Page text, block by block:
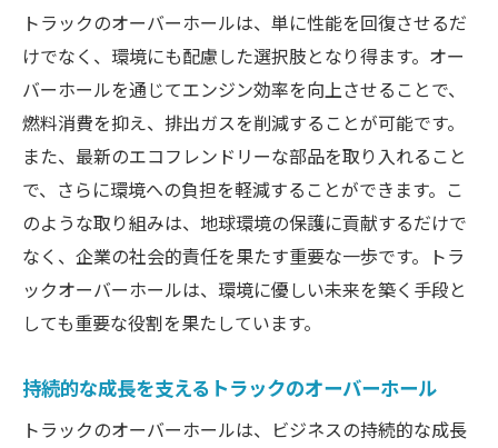
トラックのオーバーホールは、単に性能を回復させるだ
けでなく、環境にも配慮した選択肢となり得ます。オー
バーホールを通じてエンジン効率を向上させることで、
燃料消費を抑え、排出ガスを削減することが可能です。
また、最新のエコフレンドリーな部品を取り入れること
で、さらに環境への負担を軽減することができます。こ
のような取り組みは、地球環境の保護に貢献するだけで
なく、企業の社会的責任を果たす重要な一歩です。トラ
ックオーバーホールは、環境に優しい未来を築く手段と
しても重要な役割を果たしています。
持続的な成長を支えるトラックのオーバーホール
トラックのオーバーホールは、ビジネスの持続的な成長